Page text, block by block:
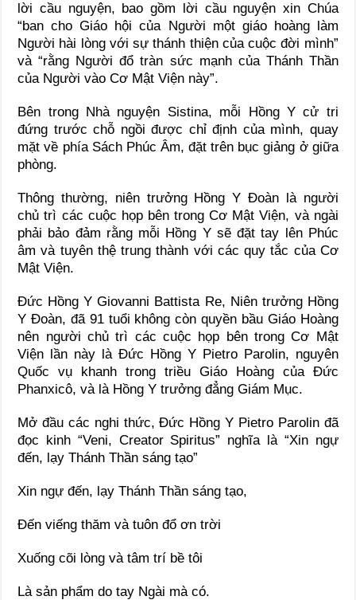
lời cầu nguyện, bao gồm lời cầu nguyện xin Chúa
“ban cho Giáo hội của Người một giáo hoàng làm
Người hài lòng với sự thánh thiện của cuộc đời mình”
và “rằng Người đổ tràn sức mạnh của Thánh Thần
của Người vào Cơ Mật Viện này”.
Bên trong Nhà nguyện Sistina, mỗi Hồng Y cử tri
đứng trước chỗ ngồi được chỉ định của mình, quay
mặt về phía Sách Phúc Âm, đặt trên bục giảng ở giữa
phòng.
Thông thường, niên trưởng Hồng Y Đoàn là người
chủ trì các cuộc họp bên trong Cơ Mật Viện, và ngài
phải bảo đảm rằng mỗi Hồng Y sẽ đặt tay lên Phúc
âm và tuyên thệ trung thành với các quy tắc của Cơ
Mật Viện.
Đức Hồng Y Giovanni Battista Re, Niên trưởng Hồng
Y Đoàn, đã 91 tuổi không còn quyền bầu Giáo Hoàng
nên người chủ trì các cuộc họp bên trong Cơ Mật
Viện lần này là Đức Hồng Y Pietro Parolin, nguyên
Quốc vụ khanh trong triều Giáo Hoàng của Đức
Phanxicô, và là Hồng Y trưởng đẳng Giám Mục.
Mở đầu các nghi thức, Đức Hồng Y Pietro Parolin đã
đọc kinh “Veni, Creator Spiritus” nghĩa là “Xin ngự
đến, lạy Thánh Thần sáng tạo”
Xin ngự đến, lạy Thánh Thần sáng tạo,
Đến viếng thăm và tuôn đổ ơn trời
Xuống cõi lòng và tâm trí bề tôi
Là sản phẩm do tay Ngài mà có.